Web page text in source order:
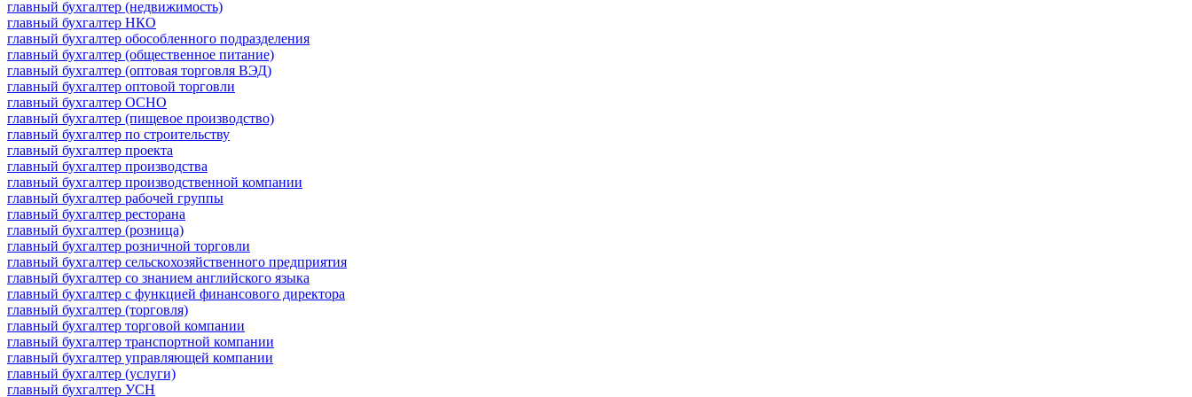
главный бухгалтер (недвижимость)
главный бухгалтер НКО
главный бухгалтер обособленного подразделения
главный бухгалтер (общественное питание)
главный бухгалтер (оптовая торговля ВЭД)
главный бухгалтер оптовой торговли
главный бухгалтер ОСНО
главный бухгалтер (пищевое производство)
главный бухгалтер по строительству
главный бухгалтер проекта
главный бухгалтер производства
главный бухгалтер производственной компании
главный бухгалтер рабочей группы
главный бухгалтер ресторана
главный бухгалтер (розница)
главный бухгалтер розничной торговли
главный бухгалтер сельскохозяйственного предприятия
главный бухгалтер со знанием английского языка
главный бухгалтер с функцией финансового директора
главный бухгалтер (торговля)
главный бухгалтер торговой компании
главный бухгалтер транспортной компании
главный бухгалтер управляющей компании
главный бухгалтер (услуги)
главный бухгалтер УСН